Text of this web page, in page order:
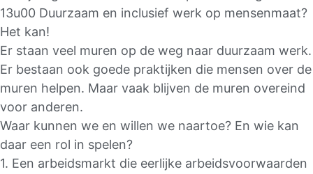
13u00 Duurzaam en inclusief werk op mensenmaat?
Het kan!
Er staan veel muren op de weg naar duurzaam werk.
Er bestaan ook goede praktijken die mensen over de
muren helpen. Maar vaak blijven de muren overeind
voor anderen.
Waar kunnen we en willen we naartoe? En wie kan
daar een rol in spelen?
1. Een arbeidsmarkt die eerlijke arbeidsvoorwaarden